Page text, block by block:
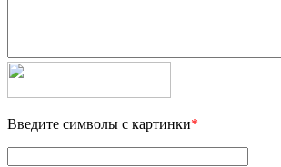
Введите символы с картинки*